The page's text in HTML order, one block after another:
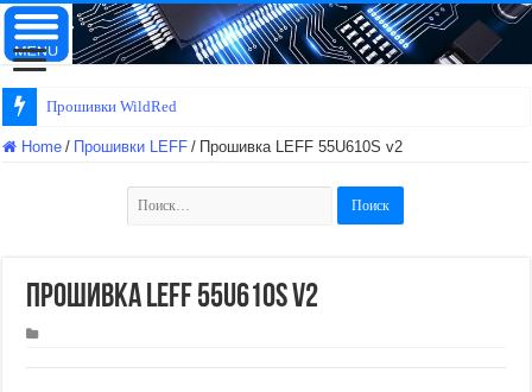
Прошивки WildRed
Home / Прошивки LEFF / Прошивка LEFF 55U610S v2
Найти:
Прошивка LEFF 55U610S v2